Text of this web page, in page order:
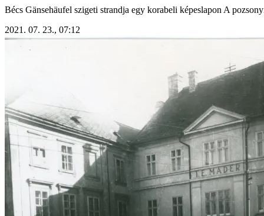
Bécs Gänsehäufel szigeti strandja egy korabeli képeslapon A
2021. 07. 23., 07:12